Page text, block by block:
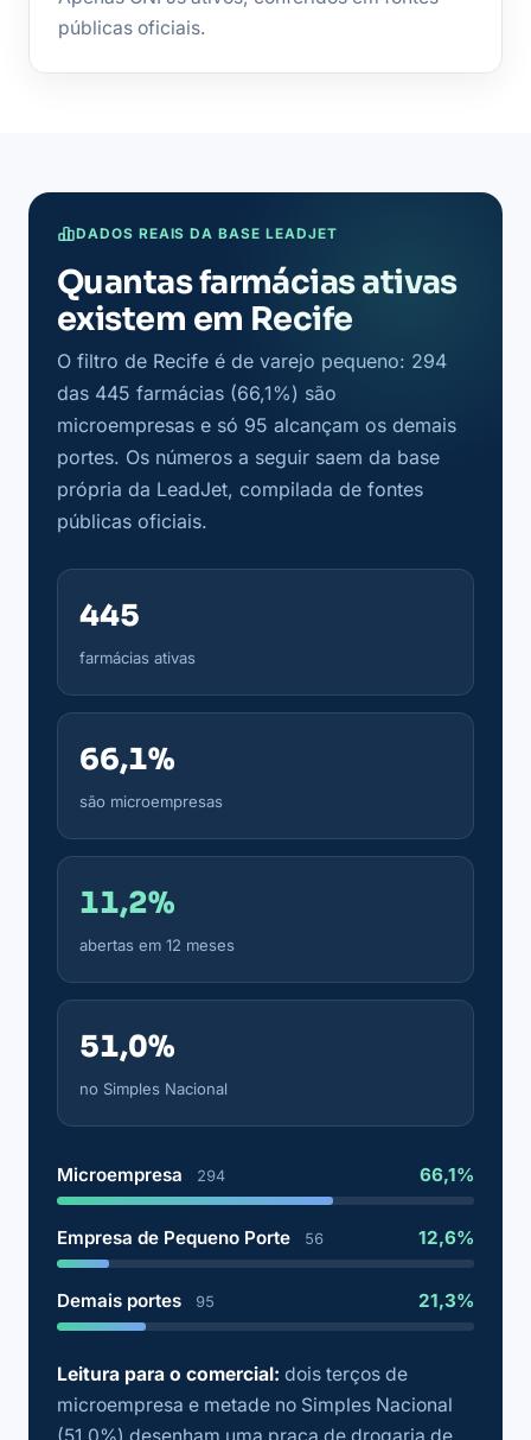
públicas oficiais.
DADOS REAIS DA BASE LEADJET
Quantas farmácias ativas
existem em Recife
O filtro de Recife é de varejo pequeno: 294
das 445 farmácias (66,1%) são
microempresas e só 95 alcançam os demais
portes. Os números a seguir saem da base
própria da LeadJet, compilada de fontes
públicas oficiais.
445
farmácias ativas
66,1%
são microempresas
11,2%
abertas em 12 meses
51,0%
no Simples Nacional
Microempresa 294 66,1%
Empresa de Pequeno Porte 56 12,6%
Demais portes 95 21,3%
Leitura para o comercial: dois terços de
microempresa e metade no Simples Nacional